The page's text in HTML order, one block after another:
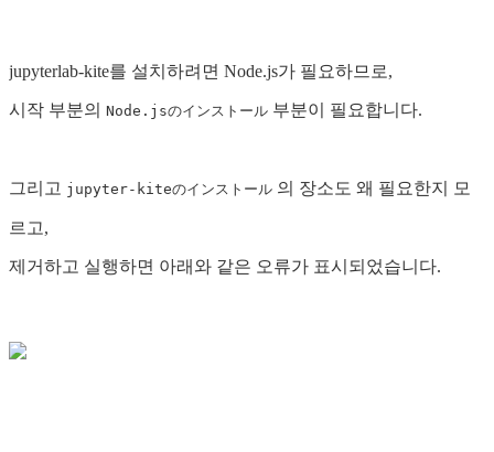
jupyterlab-kite를 설치하려면 Node.js가 필요하므로,
시작 부분의 Node.jsのインストール 부분이 필요합니다.
그리고 jupyter-kiteのインストール 의 장소도 왜 필요한지 모
르고,
제거하고 실행하면 아래와 같은 오류가 표시되었습니다.